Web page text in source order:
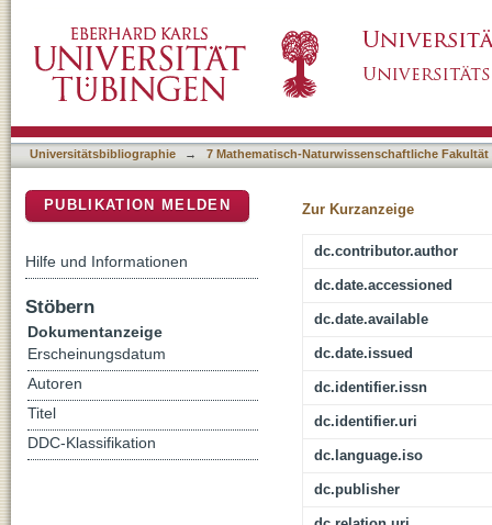
hematopoietic stem and progenitor cells
Universitätsbibliographie → 7 Mathematisch-Naturwissenschaftliche Fakultät
Zur Kurzanzeige
dc.contributor.author
dc.date.accessioned
dc.date.available
dc.date.issued
dc.identifier.issn
dc.identifier.uri
dc.language.iso
dc.publisher
PUBLIKATION MELDEN
Hilfe und Informationen
Stöbern
Dokumentanzeige
Erscheinungsdatum
Autoren
Titel
DDC-Klassifikation